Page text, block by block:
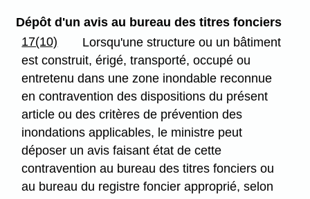
Dépôt d'un avis au bureau des titres fonciers
17(10)
Lorsqu'une structure ou un bâtiment
est construit, érigé, transporté, occupé ou
entretenu dans une zone inondable reconnue
en contravention des dispositions du présent
article ou des critères de prévention des
inondations applicables, le ministre peut
déposer un avis faisant état de cette
contravention au bureau des titres fonciers ou
au bureau du registre foncier approprié, selon